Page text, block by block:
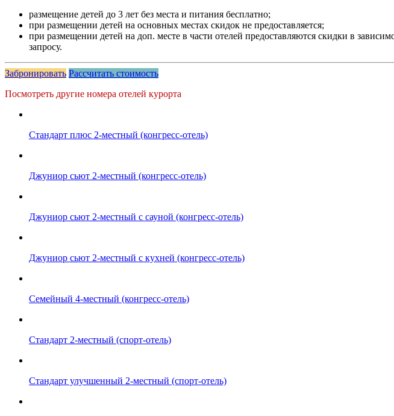
размещение детей до 3 лет без места и питания бесплатно;
при размещении детей на основных местах скидок не предоставляется;
при размещении детей на доп. месте в части отелей предоставляются скидки в
запросу.
Забронировать Рассчитать стоимость
Посмотреть другие номера отелей курорта
Стандарт плюс 2-местный (конгресс-отель)
Джуниор сьют 2-местный (конгресс-отель)
Джуниор сьют 2-местный с сауной (конгресс-отель)
Джуниор сьют 2-местный с кухней (конгресс-отель)
Семейный 4-местный (конгресс-отель)
Стандарт 2-местный (спорт-отель)
Стандарт улучшенный 2-местный (спорт-отель)